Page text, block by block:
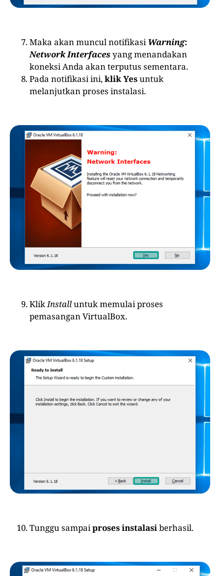
Maka akan muncul notifikasiWarning:
Network Interfacesyang menandakan
koneksi Anda akan terputus sementara.
Pada notifikasi ini,klik Yesuntuk
melanjutkan proses instalasi.
KlikInstalluntuk memulai proses
pemasangan VirtualBox.
Tunggu sampaiproses instalasiberhasil.